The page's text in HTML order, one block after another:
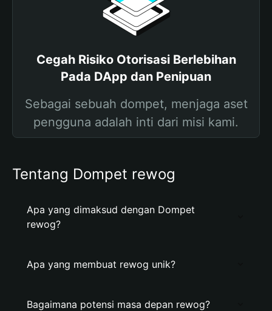
Cegah Risiko Otorisasi Berlebihan
Pada DApp dan Penipuan
Sebagai sebuah dompet, menjaga aset
pengguna adalah inti dari misi kami.
Tentang Dompet rewog
Apa yang dimaksud dengan Dompet
rewog?
Apa yang membuat rewog unik?
Bagaimana potensi masa depan rewog?